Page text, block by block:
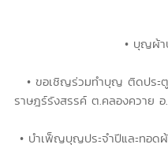
• บุญผ้า
• ขอเชิญร่วมทำบุญ ติดประ
ราษฎร์รังสรรค์ ต.คลองควาย
• บำเพ็ญบุญประจำปีและทอ